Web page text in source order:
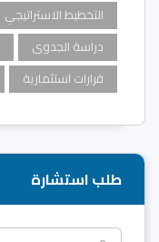
التخطيط الاستراتيجي
دراسة الجدوى
قرارات استثمارية
طلب استشارة